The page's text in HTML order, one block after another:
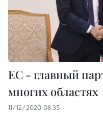
ЕС - главный
многих областях
11/12/2020 08:35